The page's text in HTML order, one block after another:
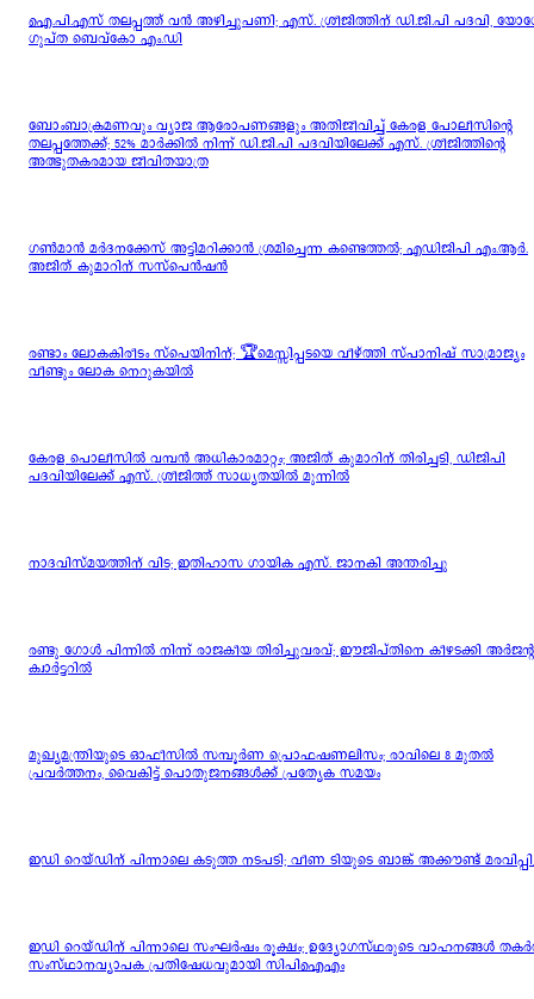
ഐ.പി.എസ് തലപ്പത്ത് വൻ അഴിച്ചുപണി; എസ്. ശ്രീജിത്തിന് ഡി.ജി.പി പദവി,
ഗുപ്ത ബെവ്കോ എം.ഡി
ബോംബാക്രമണവും വ്യാജ ആരോപണങ്ങളും അതിജീവിച്ച് കേരള പോലീസിന്റെ
തലപ്പത്തേക്ക്; 52% മാർക്കിൽ നിന്ന് ഡി.ജി.പി പദവിയിലേക്ക് എസ്. ശ്രീജിത്തിന്റെ
അത്ഭുതകരമായ ജീവിതയാത്ര
ഗൺമാൻ മർദനക്കേസ് അട്ടിമറിക്കാൻ ശ്രമിച്ചെന്ന കണ്ടെത്തൽ; എഡിജിപി എം.ആർ.
അജിത് കുമാറിന് സസ്‌പെൻഷൻ
രണ്ടാം ലോകകിരീടം സ്പെയിനിന്; 🏆മെസ്സിപ്പടയെ വീഴ്ത്തി സ്പാനിഷ് സാമ്രാജ്യം
വീണ്ടും ലോക നെറുകയിൽ
കേരള പൊലീസിൽ വമ്പൻ അധികാരമാറ്റം; അജിത് കുമാറിന് തിരിച്ചടി, ഡിജിപി
പദവിയിലേക്ക് എസ്. ശ്രീജിത്ത് സാധ്യതയിൽ മുന്നിൽ
നാദവിസ്മയത്തിന് വിട; ഇതിഹാസ ഗായിക എസ്. ജാനകി അന്തരിച്ചു
രണ്ടു ഗോൾ പിന്നിൽ നിന്ന് രാജകീയ തിരിച്ചുവരവ്; ഈജിപ്തിനെ കീഴടക്കി
ക്വാർട്ടറിൽ
മുഖ്യമന്ത്രിയുടെ ഓഫീസിൽ സമ്പൂർണ പ്രൊഫഷണലിസം; രാവിലെ 8 മുതൽ
പ്രവർത്തനം, വൈകിട്ട് പൊതുജനങ്ങൾക്ക് പ്രത്യേക സമയം
ഇഡി റെയ്ഡിന് പിന്നാലെ കടുത്ത നടപടി; വീണ ടിയുടെ ബാങ്ക് അക്കൗണ്ട്
ഇഡി റെയ്ഡിന് പിന്നാലെ സംഘർഷം രൂക്ഷം; ഉദ്യോഗസ്ഥരുടെ വാഹനങ്ങൾ
സംസ്ഥാനവ്യാപക പ്രതിഷേധവുമായി സിപിഐഎം